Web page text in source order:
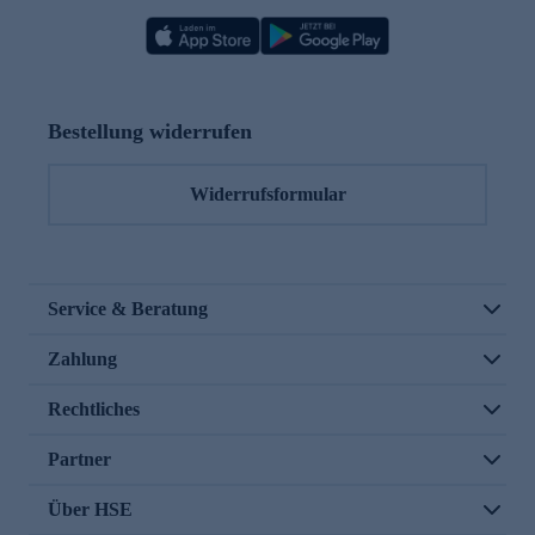
Bestellung widerrufen
Widerrufsformular
Service & Beratung
Zahlung
Rechtliches
Partner
Über HSE